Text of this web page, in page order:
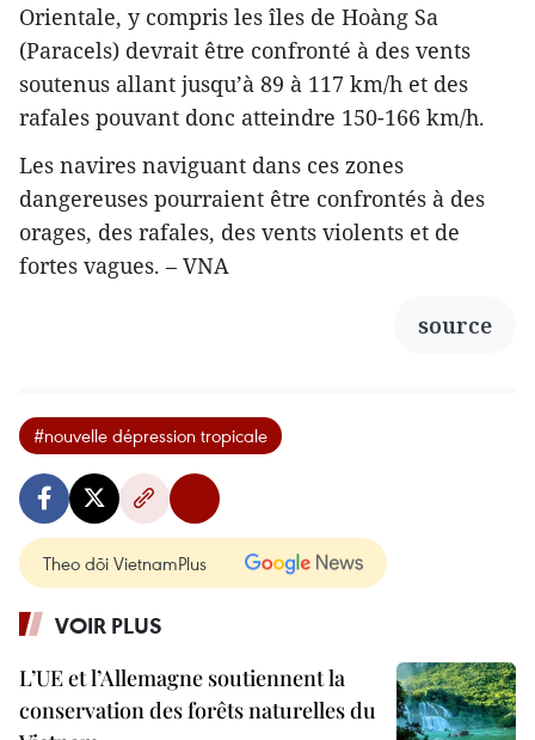
Orientale, y compris les îles de Hoàng Sa
(Paracels) devrait être confronté à des vents
soutenus allant jusqu’à 89 à 117 km/h et des
rafales pouvant donc atteindre 150-166 km/h.
Les navires naviguant dans ces zones
dangereuses pourraient être confrontés à des
orages, des rafales, des vents violents et de
fortes vagues. – VNA
source
#nouvelle dépression tropicale
Theo dõi VietnamPlus
VOIR PLUS
L’UE et l’Allemagne soutiennent la
conservation des forêts naturelles du